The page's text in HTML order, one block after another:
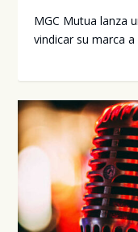
MGC Mutua lan­za
vin­di­car su mar­ca a